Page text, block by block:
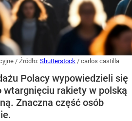
/ Źródło: Shutterstock / carlos castilla
Polacy wypowiedzieli się
wtargnięciu rakiety w polską
Znaczna część osób